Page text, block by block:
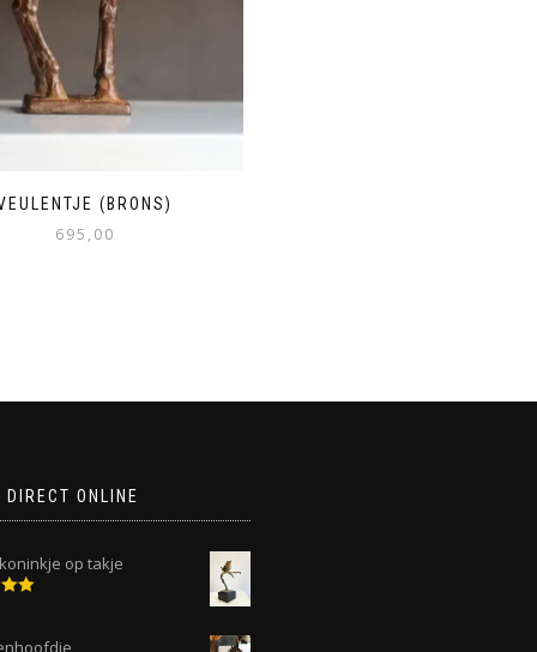
(BRONS)
695,00
DIRECT ONLINE
op takje